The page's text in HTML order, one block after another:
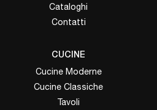
Cataloghi
Contatti
CUCINE
Cucine Moderne
Cucine Classiche
Tavoli